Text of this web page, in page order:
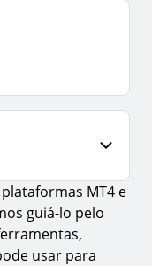
e MT5
MT4 ou MT5
MT4 e
guiá-lo pelo
usar para